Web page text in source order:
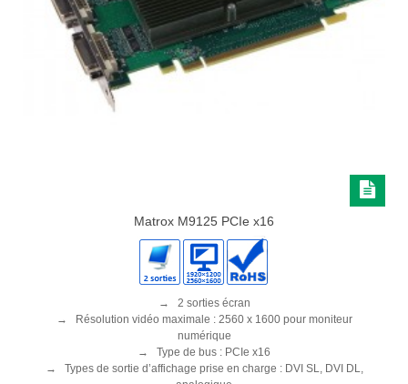
Matrox M9125 PCIe x16
→ 2 sorties écran
→ Résolution vidéo maximale : 2560 x 1600 pour moniteur
numérique
→ Type de bus : PCIe x16
→ Types de sortie d’affichage prise en charge : DVI SL, DVI DL,